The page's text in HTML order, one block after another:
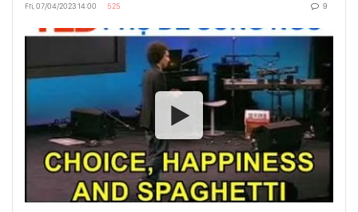
Hơn, Mạnh Hơn?
Sự Nguy Hiểm Của Một Câu Chuyện
Suy Nghĩ Về Nhân Loại, Danh Tiếng Và Tình
Yêu
Fri, 07/04/2023 14:00 525 9